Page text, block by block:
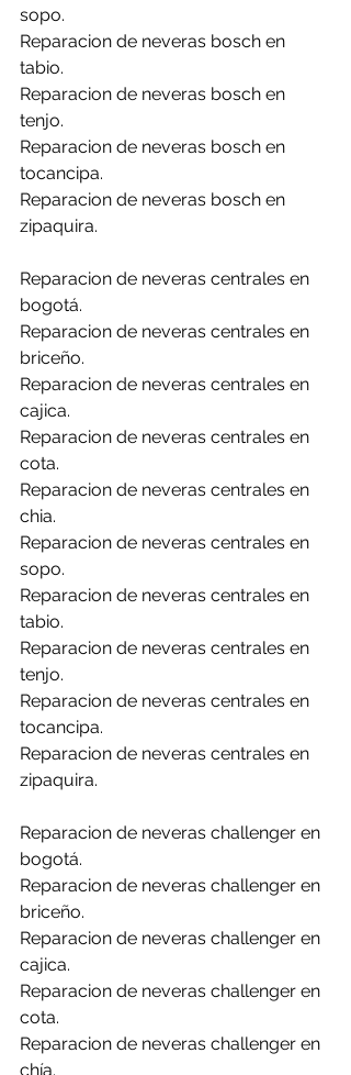
sopo.
Reparacion de neveras bosch en
tabio.
Reparacion de neveras bosch en
tenjo.
Reparacion de neveras bosch en
tocancipa.
Reparacion de neveras bosch en
zipaquira.
Reparacion de neveras centrales en
bogotá.
Reparacion de neveras centrales en
briceño.
Reparacion de neveras centrales en
cajica.
Reparacion de neveras centrales en
cota.
Reparacion de neveras centrales en
chia.
Reparacion de neveras centrales en
sopo.
Reparacion de neveras centrales en
tabio.
Reparacion de neveras centrales en
tenjo.
Reparacion de neveras centrales en
tocancipa.
Reparacion de neveras centrales en
zipaquira.
Reparacion de neveras challenger en
bogotá.
Reparacion de neveras challenger en
briceño.
Reparacion de neveras challenger en
cajica.
Reparacion de neveras challenger en
cota.
Reparacion de neveras challenger en
chía.